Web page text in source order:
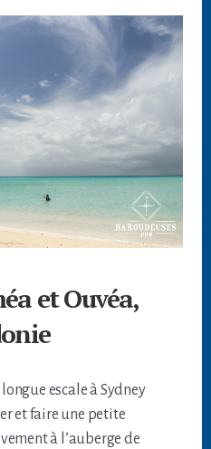
et Ouvéa,
escale à Sydney
et faire une petite
à l’auberge de